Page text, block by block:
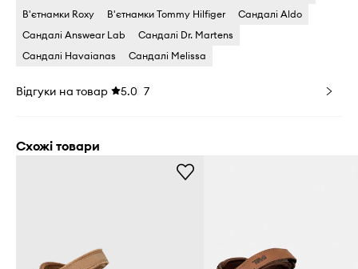
В'єтнамки Roxy
В'єтнамки Tommy Hilfiger
Сандалі Aldo
Сандалі Answear Lab
Сандалі Dr. Martens
Сандалі Havaianas
Сандалі Melissa
Відгуки на товар 5.0 7
Схожі товари